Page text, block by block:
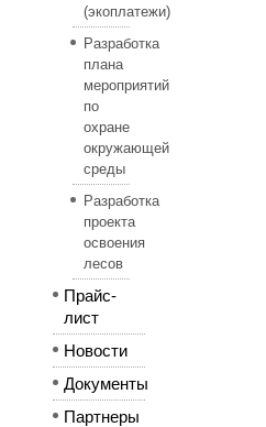
(экоплатежи)
Разработка
плана
мероприятий
по
охране
окружающей
среды
Разработка
проекта
освоения
лесов
Прайс-
лист
Новости
Документы
Партнеры